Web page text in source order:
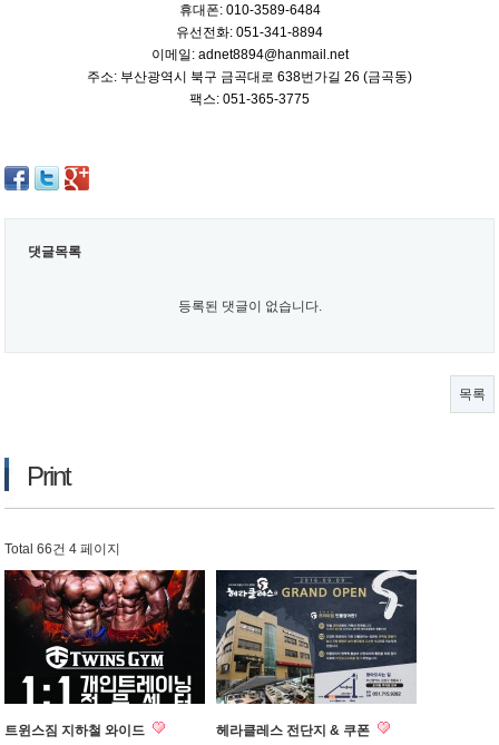
휴대폰: 010-3589-6484
유선전화: 051-341-8894
이메일: adnet8894@hanmail.net
주소: 부산광역시 북구 금곡대로 638번가길 26 (금곡동)
팩스: 051-365-3775
댓글목록
등록된 댓글이 없습니다.
목록
Print
Total 66건 4 페이지
트윈스짐 지하철 와이드
헤라클레스 전단지 & 쿠폰